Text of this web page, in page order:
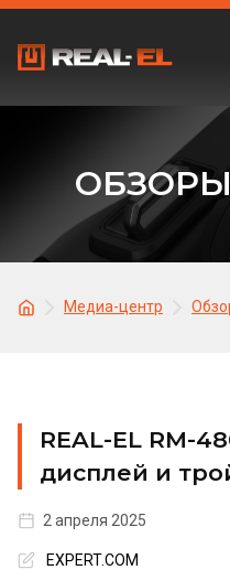
Медиа-центр
REAL-EL RM-
дисплей и
2 апреля 2025
EXPERT.COM